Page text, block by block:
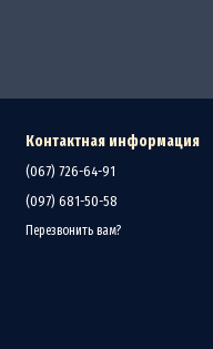
Контактная информация
(067) 726-64-91
(097) 681-50-58
Перезвонить вам?